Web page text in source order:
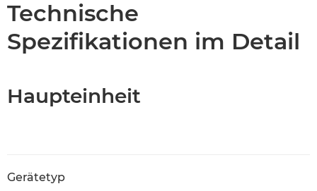
Technische
Spezifikationen im Detail
Haupteinheit
Gerätetyp